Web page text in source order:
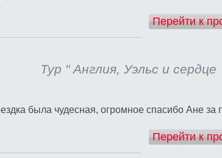
Перейти к
Тур " Англия, Уэльс и сердце
была чудесная, огромное спасибо Ане за
Перейти к